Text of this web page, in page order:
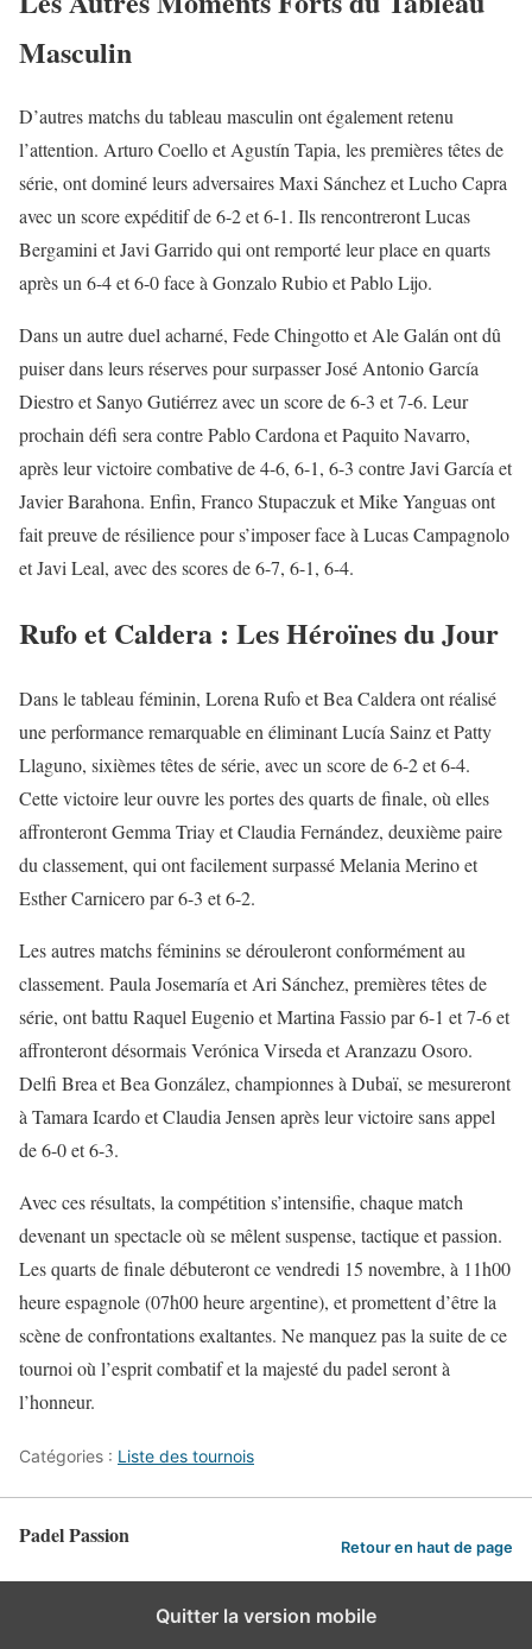
Masculin
D’autres matchs du tableau masculin ont également retenu
l’attention. Arturo Coello et Agustín Tapia, les premières têtes de
série, ont dominé leurs adversaires Maxi Sánchez et Lucho Capra
avec un score expéditif de 6-2 et 6-1. Ils rencontreront Lucas
Bergamini et Javi Garrido qui ont remporté leur place en quarts
après un 6-4 et 6-0 face à Gonzalo Rubio et Pablo Lijo.
Dans un autre duel acharné, Fede Chingotto et Ale Galán ont dû
puiser dans leurs réserves pour surpasser José Antonio García
Diestro et Sanyo Gutiérrez avec un score de 6-3 et 7-6. Leur
prochain défi sera contre Pablo Cardona et Paquito Navarro,
après leur victoire combative de 4-6, 6-1, 6-3 contre Javi García et
Javier Barahona. Enfin, Franco Stupaczuk et Mike Yanguas ont
fait preuve de résilience pour s’imposer face à Lucas Campagnolo
et Javi Leal, avec des scores de 6-7, 6-1, 6-4.
Rufo et Caldera : Les Héroïnes du Jour
Dans le tableau féminin, Lorena Rufo et Bea Caldera ont réalisé
une performance remarquable en éliminant Lucía Sainz et Patty
Llaguno, sixièmes têtes de série, avec un score de 6-2 et 6-4.
Cette victoire leur ouvre les portes des quarts de finale, où elles
affronteront Gemma Triay et Claudia Fernández, deuxième paire
du classement, qui ont facilement surpassé Melania Merino et
Esther Carnicero par 6-3 et 6-2.
Les autres matchs féminins se dérouleront conformément au
classement. Paula Josemaría et Ari Sánchez, premières têtes de
série, ont battu Raquel Eugenio et Martina Fassio par 6-1 et 7-6 et
affronteront désormais Verónica Virseda et Aranzazu Osoro.
Delfi Brea et Bea González, championnes à Dubaï, se mesureront
à Tamara Icardo et Claudia Jensen après leur victoire sans appel
de 6-0 et 6-3.
Avec ces résultats, la compétition s’intensifie, chaque match
devenant un spectacle où se mêlent suspense, tactique et passion.
Les quarts de finale débuteront ce vendredi 15 novembre, à 11h00
heure espagnole (07h00 heure argentine), et promettent d’être la
scène de confrontations exaltantes. Ne manquez pas la suite de ce
tournoi où l’esprit combatif et la majesté du padel seront à
l’honneur.
Catégories : Liste des tournois
Padel Passion Retour en haut de page
Quitter la version mobile